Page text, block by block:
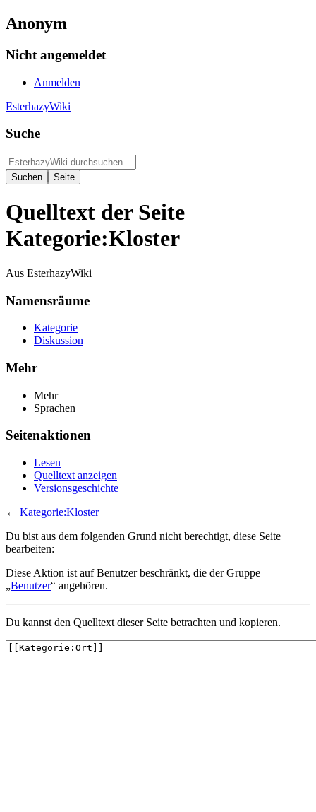
Anonym
Nicht angemeldet
Anmelden
EsterhazyWiki
Suche
Quelltext der Seite
Kategorie:Kloster
Aus EsterhazyWiki
Namensräume
Kategorie
Diskussion
Mehr
Mehr
Sprachen
Seitenaktionen
Lesen
Quelltext anzeigen
Versionsgeschichte
← Kategorie:Kloster
Du bist aus dem folgenden Grund nicht berechtigt, diese Seite
bearbeiten:
Diese Aktion ist auf Benutzer beschränkt, die der Gruppe
„Benutzer“ angehören.
Du kannst den Quelltext dieser Seite betrachten und kopieren.